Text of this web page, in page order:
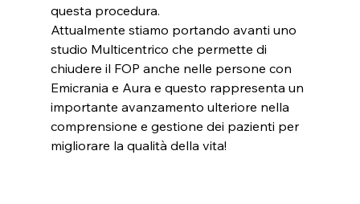
questa procedura.
Attualmente stiamo portando avanti uno
studio Multicentrico che permette di
chiudere il FOP anche nelle persone con
Emicrania e Aura e questo rappresenta un
importante avanzamento ulteriore nella
comprensione e gestione dei pazienti per
migliorare la qualità della vita!